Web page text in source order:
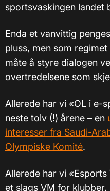
sportsvaskingen landet
Enda et vanvittig
pluss, men som
måte å styre dialogen
overtredelsene som
Allerede har vi «OL i e-
neste tolv (!) årene – en
interesser fra Saudi-
Olympiske Komité.
Allerede har vi
et slags VM for klubber.